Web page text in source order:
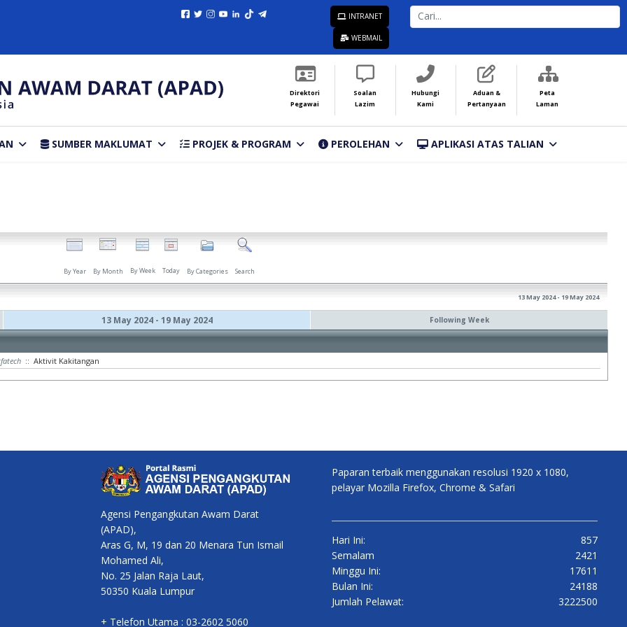
INTRANET
WEBMAIL
CARI...
Direktori
Pegawai
Soalan
Lazim
Hubungi
Kami
Aduan &
Pertanyaan
Peta
Laman
SUMBER MAKLUMAT PROJEK & PROGRAM PEROLEHAN APLIKASI ATAS TALIAN
By Year By Month By Week Today By Categories Search
13 May 2024 - 19 May 2024
13 May 2024 - 19 May 2024 Following Week
:: Aktivit Kakitangan
Agensi Pengangkutan Awam Darat
(APAD),
Aras G, M, 19 dan 20 Menara Tun Ismail
Mohamed Ali,
No. 25 Jalan Raja Laut,
50350 Kuala Lumpur
+ Telefon Utama : 03-2602 5060
Paparan terbaik menggunakan resolusi 1920 x 1080,
pelayar Mozilla Firefox, Chrome & Safari
Hari Ini:
857
Semalam
2421
Minggu Ini:
17611
Bulan Ini:
24188
Jumlah Pelawat:
3222500